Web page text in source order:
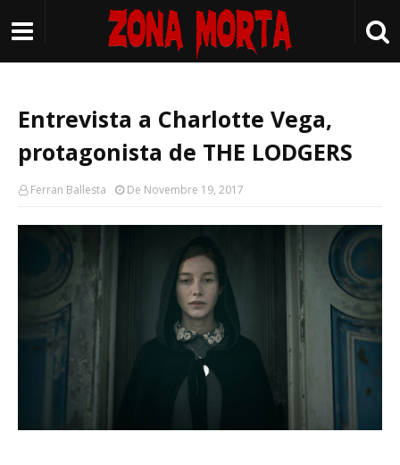
Entrevista a Charlotte Vega,
protagonista de THE LODGERS
Ferran Ballesta De Novembre 19, 2017